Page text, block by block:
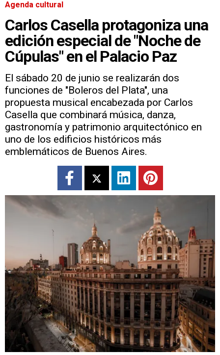
Agenda cultural
Carlos Casella protagoniza una
edición especial de "Noche de
Cúpulas" en el Palacio Paz
El sábado 20 de junio se realizarán dos
funciones de "Boleros del Plata", una
propuesta musical encabezada por Carlos
Casella que combinará música, danza,
gastronomía y patrimonio arquitectónico en
uno de los edificios históricos más
emblemáticos de Buenos Aires.